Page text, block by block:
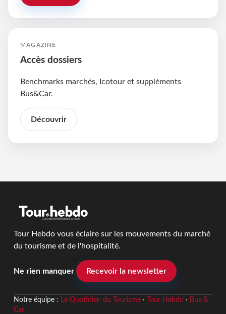
MAGAZINE
Accès dossiers
Benchmarks marchés, Icotour et suppléments
Bus&Car.
Découvrir
Tour Hebdo vous éclaire sur les mouvements du marché
du tourisme et de l'hospitalité.
Ne rien manquer Recevoir la newsletter
Notre équipe : Le Quotidien du Tourisme· Tour Hebdo· Bus &
Car